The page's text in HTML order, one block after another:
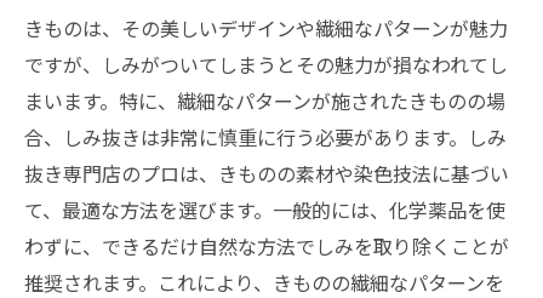
きものは、その美しいデザインや繊細なパターンが魅力
ですが、しみがついてしまうとその魅力が損なわれてし
まいます。特に、繊細なパターンが施されたきものの場
合、しみ抜きは非常に慎重に行う必要があります。しみ
抜き専門店のプロは、きものの素材や染色技法に基づい
て、最適な方法を選びます。一般的には、化学薬品を使
わずに、できるだけ自然な方法でしみを取り除くことが
推奨されます。これにより、きものの繊細なパターンを